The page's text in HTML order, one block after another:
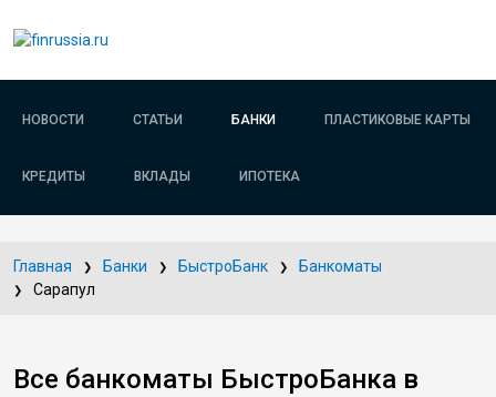
НОВОСТИ СТАТЬИ БАНКИ ПЛАСТИКОВЫЕ КАРТЫ
КРЕДИТЫ ВКЛАДЫ ИПОТЕКА
Главная Банки БыстроБанк
Банкоматы
Сарапул
Все банкоматы БыстроБанка в